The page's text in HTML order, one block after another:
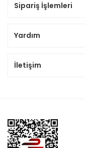
Sipariş İşlemleri
Yardım
İletişim